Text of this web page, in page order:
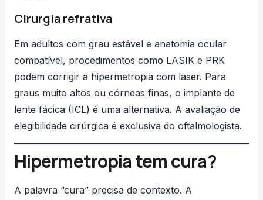
Cirurgia refrativa
Em adultos com grau estável e anatomia ocular
compatível, procedimentos como LASIK e PRK
podem corrigir a hipermetropia com laser. Para
graus muito altos ou córneas finas, o implante de
lente fácica (ICL) é uma alternativa. A avaliação de
elegibilidade cirúrgica é exclusiva do oftalmologista.
Hipermetropia tem cura?
A palavra “cura” precisa de contexto. A